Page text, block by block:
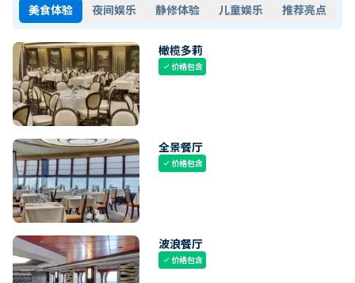
美食体验 夜间娱乐 静修体验 儿童娱乐 推荐亮点
橄榄多莉
check价格包含
全景餐厅
check价格包含
波浪餐厅
check价格包含